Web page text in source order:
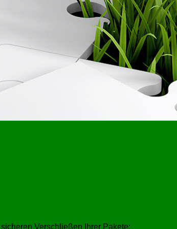
Verschließen Ihrer Pakete: